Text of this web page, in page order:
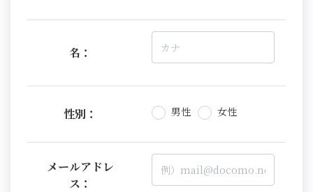
名：
性別： 男性 女性
メールアドレ
ス：